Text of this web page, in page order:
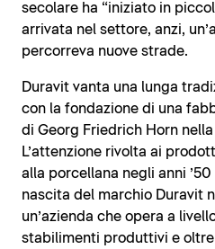
secolare ha “iniziato in
arrivata nel settore, anzi,
percorreva nuove strade.
Duravit vanta una lunga
con la fondazione di una
di Georg Friedrich Horn
L’attenzione rivolta ai
alla porcellana negli anni
nascita del marchio Duravit
un’azienda che opera a
stabilimenti produttivi e